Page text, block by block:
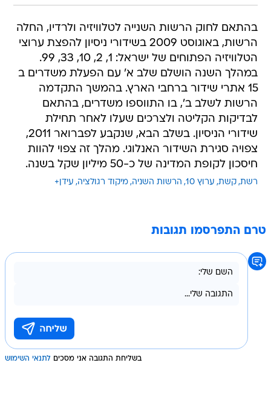
בהתאם לחוק הרשות השנייה לטלוויזיה ולרדיו, החלה
הרשות, באוגוסט 2009 בשידורי ניסיון להפצת ערוצי
הטלוויזיה הפתוחים של ישראל: 1, 2, 10, 33, 99.
במהלך השנה הושלם שלב א' עם הפעלת משדרים ב
15 אתרי שידור ברחבי הארץ. בהמשך התקדמה
הרשות לשלב ב', בו התווספו משדרים, בהתאם
לבדיקות הקליטה ולצרכים שעלו לאחר תחילת
שידורי הניסיון. בשלב הבא, שנקבע לפברואר 2011,
צפויה סגירת השידור האנלוגי. מהלך זה צפוי להוות
חיסכון לקופת המדינה של כ-50 מיליון שקל בשנה.
רשת קשת ערוץ 10 הרשות השניה מיקוד רגולציה עידן+
טרם התפרסמו תגובות
בשליחת התגובה אני מסכים לתנאי השימוש